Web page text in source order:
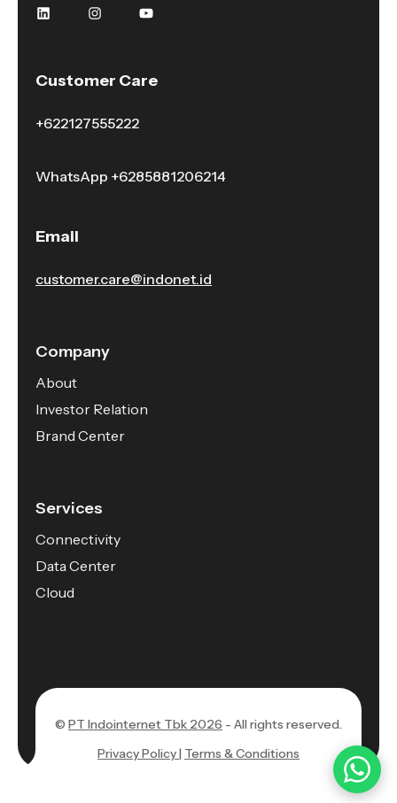
Customer Care
+622127555222
WhatsApp +6285881206214
Email
customer.care@indonet.id
Company
About
Investor Relation
Brand Center
Services
Connectivity
Data Center
Cloud
© PT Indointernet Tbk 2026 - All rights reserved.
Privacy Policy | Terms & Conditions